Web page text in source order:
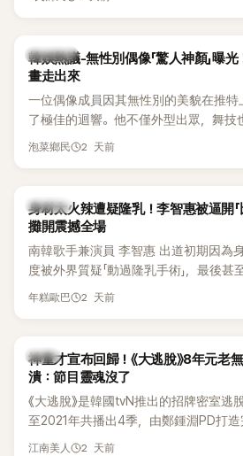
形容整場演出「就像一場豪華KTV」。
熱議討論
韓娛熱議-無性別偶像「驚人神顏」曝
畫走出來
一位偶像成員因其無性別的美貌在推
了極佳的迴響。他不僅外型出眾，舞技
泡菜鄉民 2 天前
K-POP
身材太火辣遭疑隆乳！李智惠被逼開「
攤開震撼全場
南韓歌手兼演員 李智惠 出道初期因為
度被外界質疑「動過隆乳手術」，最後
線，召開前所未見的「泳裝記者會」澄清
熱議。 2日播出的 SBS 綜藝節目《我的
鎮》，邀請同時兼顧工作與育兒的演藝
惠、李賢怡、李恩亨，以第13位「My
實的生活日常。 節目一開始，李瑞鎮
邊搭車邊聊天，氣氛輕鬆。聊到最近的
發問：「妳不是上新聞了？說妳去做整形
年糕歐巴 2 天前
韓星
神童才宣布回歸！《大逃脫》8年元
潰：節目靈魂沒了
《大逃脫》是韓國tvN推出的招牌密室逃
至2021年共播出4季，由鄭鍾淵PD打造
（DTCU）」，憑藉燒腦劇情、電影級場
江南美人 2 天前